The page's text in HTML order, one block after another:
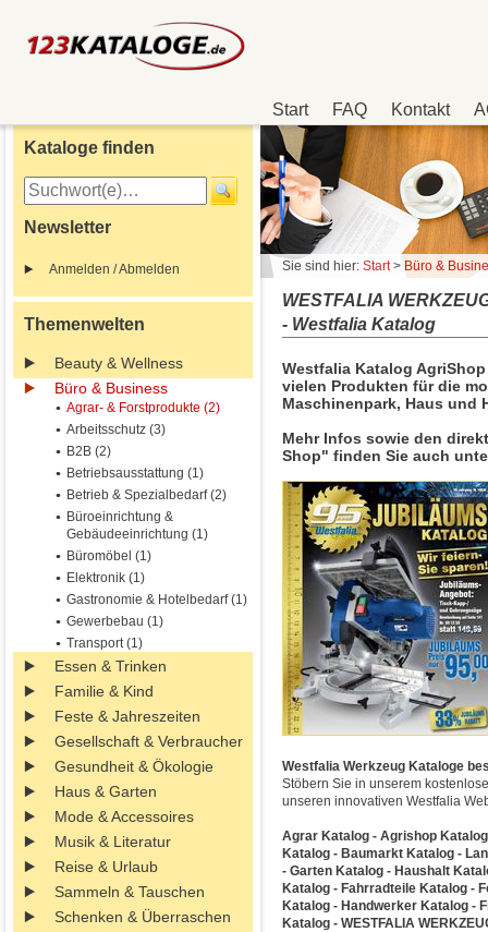
Start FAQ Kontakt
Kataloge finden
Newsletter
Anmelden / Abmelden
Themenwelten
Beauty & Wellness
Büro & Business
Agrar- & Forstprodukte (2)
Arbeitsschutz (3)
B2B (2)
Betriebsausstattung (1)
Betrieb & Spezialbedarf (2)
Büroeinrichtung &
Gebäudeeinrichtung (1)
Büromöbel (1)
Elektronik (1)
Gastronomie & Hotelbedarf (1)
Gewerbebau (1)
Transport (1)
Essen & Trinken
Familie & Kind
Feste & Jahreszeiten
Gesellschaft & Verbraucher
Gesundheit & Ökologie
Haus & Garten
Mode & Accessoires
Musik & Literatur
Reise & Urlaub
Sammeln & Tauschen
Schenken & Überraschen
Sie sind hier: Start>Büro &
WESTFALIA
- Westfalia Katalog
Westfalia Katalog
vielen Produkten für die
Maschinenpark, Haus und
Mehr Infos sowie den
Shop" finden Sie auch
Westfalia Werkzeug Kataloge
Stöbern Sie in unserem
unseren innovativen Westfalia
Agrar Katalog - Agrishop
Katalog - Baumarkt Katalog -
- Garten Katalog - Haushalt
Katalog - Fahrradteile Katalog -
Katalog - Handwerker Katalog -
Katalog - WESTFALIA